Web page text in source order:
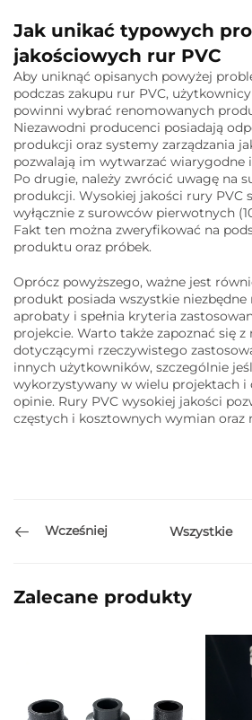
Jak unikać typowych
jakościowych rur PVC
Aby uniknąć opisanych powyżej
podczas zakupu rur PVC,
powinni wybrać renomowanych
Niezawodni producenci posiadają
produkcji oraz systemy zarządzania
pozwalają im wytwarzać wiarygodne
Po drugie, należy zwrócić uwagę na
produkcji. Wysokiej jakości rury PVC
wyłącznie z surowców pierwotnych
Fakt ten można zweryfikować na
produktu oraz próbek.
Oprócz powyższego, ważne jest
produkt posiada wszystkie
aprobaty i spełnia kryteria
projekcie. Warto także zapoznać się
dotyczącymi rzeczywistego
innych użytkowników, szczególnie
wykorzystywany w wielu projektach i
opinie. Rury PVC wysokiej jakości
częstych i kosztownych wymian oraz
Wcześniej Wszystkie
Zalecane produkty